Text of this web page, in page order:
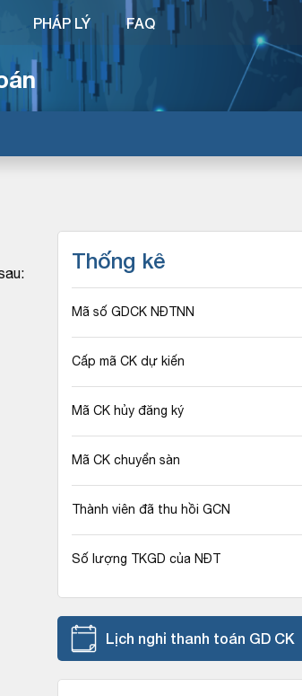
PHÁP LÝ FAQ
Thống kê
Mã số GDCK NĐTNN
Cấp mã CK dự kiến
Mã CK hủy đăng ký
Mã CK chuyển sàn
Thành viên đã thu hồi GCN
Số lượng TKGD của NĐT
Lịch nghỉ thanh toán GD CK